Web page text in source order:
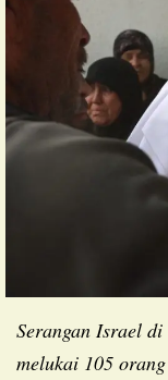
Serangan Israel
melukai 105